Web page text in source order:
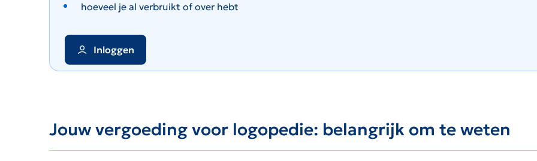
hoeveel je al verbruikt of over hebt
Inloggen
Jouw vergoeding voor logopedie: belangrijk om te weten